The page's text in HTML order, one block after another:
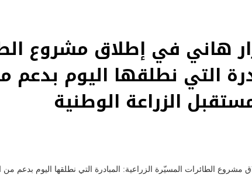
هاني في إطلاق مشروع
التي نطلقها اليوم
الزراعة الوطنية